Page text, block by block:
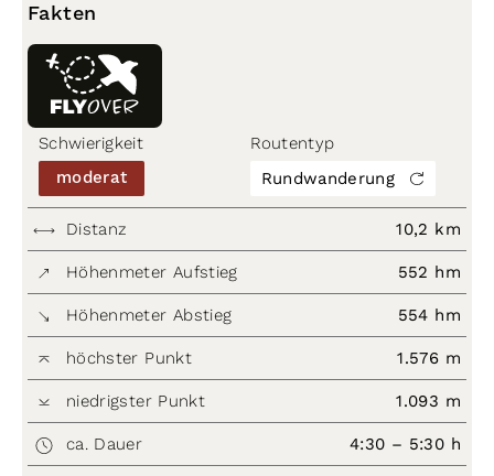
Fakten
Schwierigkeit
moderat
Routentyp
Rundwanderung
Distanz 10,2 km
Höhenmeter Aufstieg 552 hm
Höhenmeter Abstieg 554 hm
höchster Punkt 1.576 m
niedrigster Punkt 1.093 m
ca. Dauer 4:30 – 5:30 h